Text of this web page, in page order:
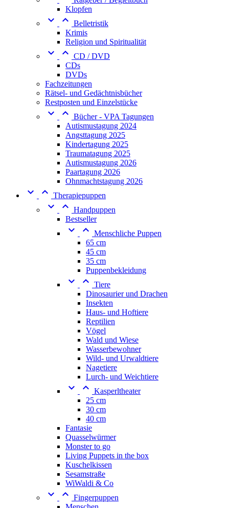
Klopfen
  Belletristik
Krimis
Religion und Spiritualität
  CD / DVD
CDs
DVDs
Fachzeitungen
Rätsel- und Gedächtnisbücher
Restposten und Einzelstücke
  Bücher - VPA Tagungen
Autismustagung 2024
Angsttagung 2025
Kindertagung 2025
Traumatagung 2025
Autismustagung 2026
Paartagung 2026
Ohnmachtstagung 2026
  Therapiepuppen
  Handpuppen
Bestseller
  Menschliche Puppen
65 cm
45 cm
35 cm
Puppenbekleidung
  Tiere
Dinosaurier und Drachen
Insekten
Haus- und Hoftiere
Reptilien
Vögel
Wald und Wiese
Wasserbewohner
Wild- und Urwaldtiere
Nagetiere
Lurch- und Weichtiere
  Kasperltheater
25 cm
30 cm
40 cm
Fantasie
Quasselwürmer
Monster to go
Living Puppets in the box
Kuschelkissen
Sesamstraße
WiWaldi & Co
  Fingerpuppen